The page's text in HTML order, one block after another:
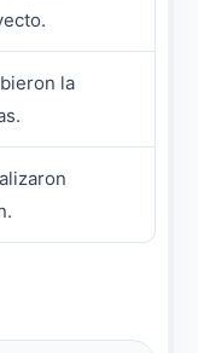
la